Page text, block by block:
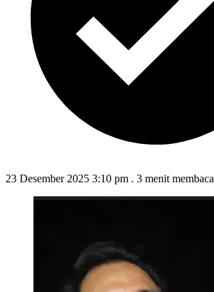
23 Desember 2025 3:10 pm . 3 menit membaca